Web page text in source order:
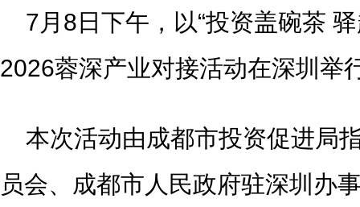
公示
7月8日下午，以“投资盖碗茶
2026蓉深产业对接活动在深圳举
本次活动由成都市投资促进局
员会、成都市人民政府驻深圳办